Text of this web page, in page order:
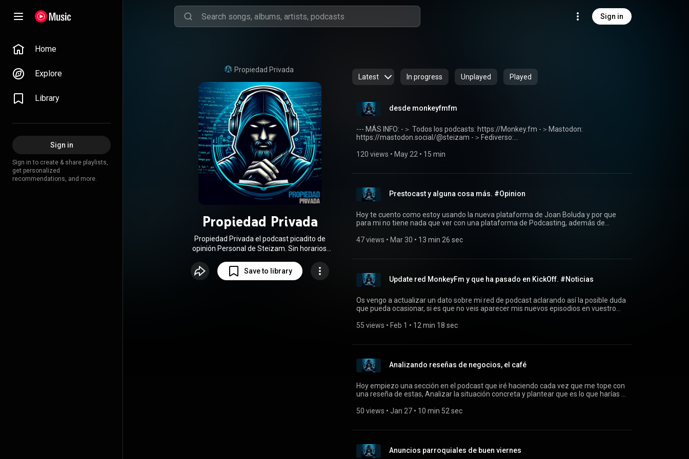
Sign in
Home
Explore
Library
Sign in
Sign in to create & share playlists,
get personalized
recommendations, and more.
Propiedad Privada
Propiedad Privada
Propiedad Privada el podcast picadito de
opinión Personal de Steizam. Sin horarios,
#PropiedadPrivadaMi Podcast Sobre
Música, Cine, Series, Tecnología mas en
Save to library
Latest In progress Unplayed Played
desde monkeyfmfm
--- MÁS INFO: -＞ Todos los podcasts: https://Monkey.fm -＞Mastodon:
https://mastodon.social/@steizam -＞Fediverso:
Sociales https://www.Steizam.dev
120 views • May 22 • 15 min
Prestocast y alguna cosa más. #Opinion
Hoy te cuento como estoy usando la nueva plataforma de Joan Boluda y por que
para mi no tiene nada que ver con una plataforma de Podcasting, además de
Música, cine y series Locura Transitoria Todos los podcasts: https://Monkey.fm -＞
47 views • Mar 30 • 13 min 26 sec
Update red MonkeyFm y que ha pasado en KickOff. #Noticias
Os vengo a actualizar un dato sobre mi red de podcast aclarando así la posible duda
que pueda ocasionar, si es que no veis aparecer mis nuevos episodios en vuestro
podcast. Todos los podcasts: https://Monkey.fm -＞Mastodon:
55 views • Feb 1 • 12 min 18 sec
Analizando reseñas de negocios, el café
Hoy empiezo una sección en el podcast que iré haciendo cada vez que me tope con
una reseña de estas, Analizar la situación concreta y plantear que es lo que harías tu
Mastodon: https://mastodon.social/@steizam -＞Fediverso:
50 views • Jan 27 • 10 min 52 sec
Anuncios parroquiales de buen viernes